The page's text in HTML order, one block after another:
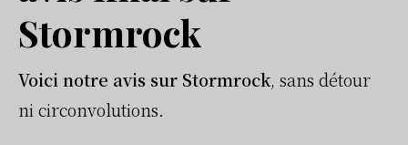
Stormrock
Voici notre avis sur Stormrock, sans détour
ni circonvolutions.